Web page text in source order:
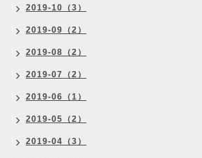
2019-10（3）
2019-09（2）
2019-08（2）
2019-07（2）
2019-06（1）
2019-05（2）
2019-04（3）